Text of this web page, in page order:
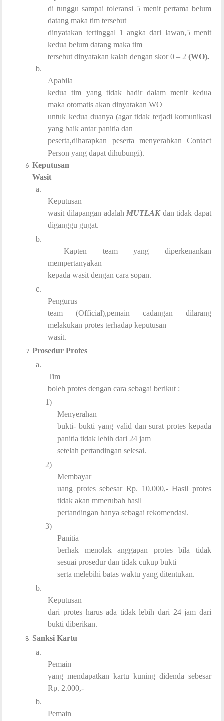
di tunggu sampai toleransi 5 menit pertama belum
datang maka tim tersebut
dinyatakan tertinggal 1 angka dari lawan,5 menit
kedua belum datang maka tim
tersebut dinyatakan kalah dengan skor 0 – 2(WO).
b.
Apabila
kedua tim yang tidak hadir dalam menit kedua
maka otomatis akan dinyatakan WO
untuk kedua duanya (agar tidak terjadi komunikasi
yang baik antar panitia dan
peserta,diharapkan peserta menyerahkan Contact
Person yang dapat dihubungi).
Keputusan
Wasit
a.
Keputusan
wasit dilapangan adalah MUTLAK dan tidak dapat
diganggu gugat.
b.
Kapten team yang diperkenankan
mempertanyakan
kepada wasit dengan cara sopan.
c.
Pengurus
team (Official),pemain cadangan dilarang
melakukan protes terhadap keputusan
wasit.
Prosedur Protes
a.
Tim
boleh protes dengan cara sebagai berikut :
1)
Menyerahan
bukti- bukti yang valid dan surat protes kepada
panitia tidak lebih dari 24 jam
setelah pertandingan selesai.
2)
Membayar
uang protes sebesar Rp. 10.000,- Hasil protes
tidak akan mmerubah hasil
pertandingan hanya sebagai rekomendasi.
3)
Panitia
berhak menolak anggapan protes bila tidak
sesuai prosedur dan tidak cukup bukti
serta melebihi batas waktu yang ditentukan.
b.
Keputusan
dari protes harus ada tidak lebih dari 24 jam dari
bukti diberikan.
Sanksi Kartu
a.
Pemain
yang mendapatkan kartu kuning didenda sebesar
Rp. 2.000,-
b.
Pemain